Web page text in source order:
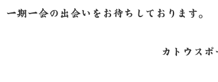
一期一会の出会いをお待ちしております。
カトウス